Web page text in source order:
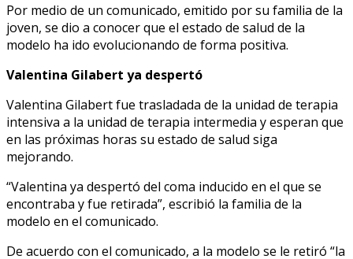
Por medio de un comunicado, emitido por su familia de la
joven, se dio a conocer que el estado de salud de la
modelo ha ido evolucionando de forma positiva.
Valentina Gilabert ya despertó
Valentina Gilabert fue trasladada de la unidad de terapia
intensiva a la unidad de terapia intermedia y esperan que
en las próximas horas su estado de salud siga
mejorando.
“Valentina ya despertó del coma inducido en el que se
encontraba y fue retirada”, escribió la familia de la
modelo en el comunicado.
De acuerdo con el comunicado, a la modelo se le retiró “la